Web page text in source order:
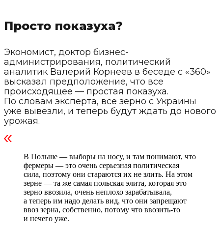
Просто показуха?
Экономист, доктор бизнес-
администрирования, политический
аналитик Валерий Корнеев в беседе с «360»
высказал предположение, что все
происходящее — простая показуха.
По словам эксперта, все зерно с Украины
уже вывезли, и теперь будут ждать до нового
урожая.
В Польше — выборы на носу, и там понимают, что
фермеры — это очень серьезная политическая
сила, поэтому они стараются их не злить. На этом
зерне — та же самая польская элита, которая это
зерно ввозила, очень неплохо зарабатывала,
а теперь им надо делать вид, что они запрещают
ввоз зерна, собственно, потому что ввозить-то
и нечего уже.